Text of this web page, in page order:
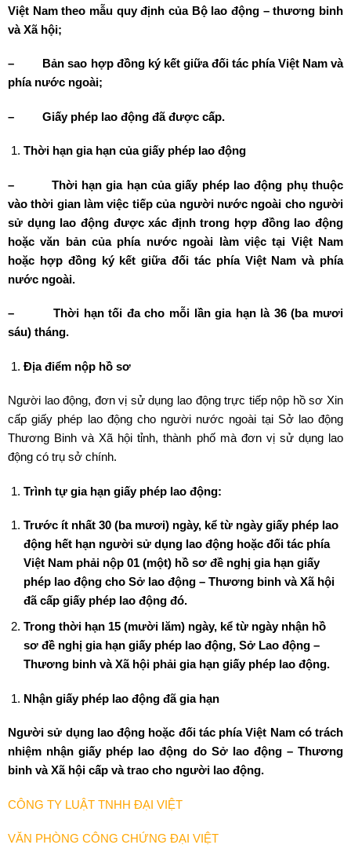
Việt Nam theo mẫu quy định của Bộ lao động – thương binh
và Xã hội;
– Bản sao hợp đồng ký kết giữa đối tác phía Việt Nam và
phía nước ngoài;
– Giấy phép lao động đã được cấp.
Thời hạn gia hạn của giấy phép lao động
– Thời hạn gia hạn của giấy phép lao động phụ thuộc
vào thời gian làm việc tiếp của người nước ngoài cho người
sử dụng lao động được xác định trong hợp đồng lao động
hoặc văn bản của phía nước ngoài làm việc tại Việt Nam
hoặc hợp đồng ký kết giữa đối tác phía Việt Nam và phía
nước ngoài.
–Thời hạn tối đa cho mỗi lần gia hạn là 36 (ba mươi
sáu) tháng.
Địa điểm nộp hồ sơ
Người lao động, đơn vị sử dụng lao động trực tiếp nộp hồ sơ Xin
cấp giấy phép lao động cho người nước ngoài tại Sở lao động
Thương Binh và Xã hội tỉnh, thành phố mà đơn vị sử dụng lao
động có trụ sở chính.
Trình tự gia hạn giấy phép lao động:
Trước ít nhất 30 (ba mươi) ngày, kể từ ngày giấy phép lao
động hết hạn người sử dụng lao động hoặc đối tác phía
Việt Nam phải nộp 01 (một) hồ sơ đề nghị gia hạn giấy
phép lao động cho Sở lao động – Thương binh và Xã hội
đã cấp giấy phép lao động đó.
Trong thời hạn 15 (mười lăm) ngày, kể từ ngày nhận hồ
sơ đề nghị gia hạn giấy phép lao động, Sở Lao động –
Thương binh và Xã hội phải gia hạn giấy phép lao động.
Nhận giấy phép lao động đã gia hạn
Người sử dụng lao động hoặc đối tác phía Việt Nam có trách
nhiệm nhận giấy phép lao động do Sở lao động – Thương
binh và Xã hội cấp và trao cho người lao động.
CÔNG TY LUẬT TNHH ĐẠI VIỆT
VĂN PHÒNG CÔNG CHỨNG ĐẠI VIỆT